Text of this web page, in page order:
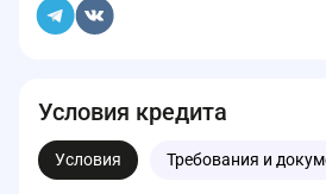
Условия кредита
Условия Требования и